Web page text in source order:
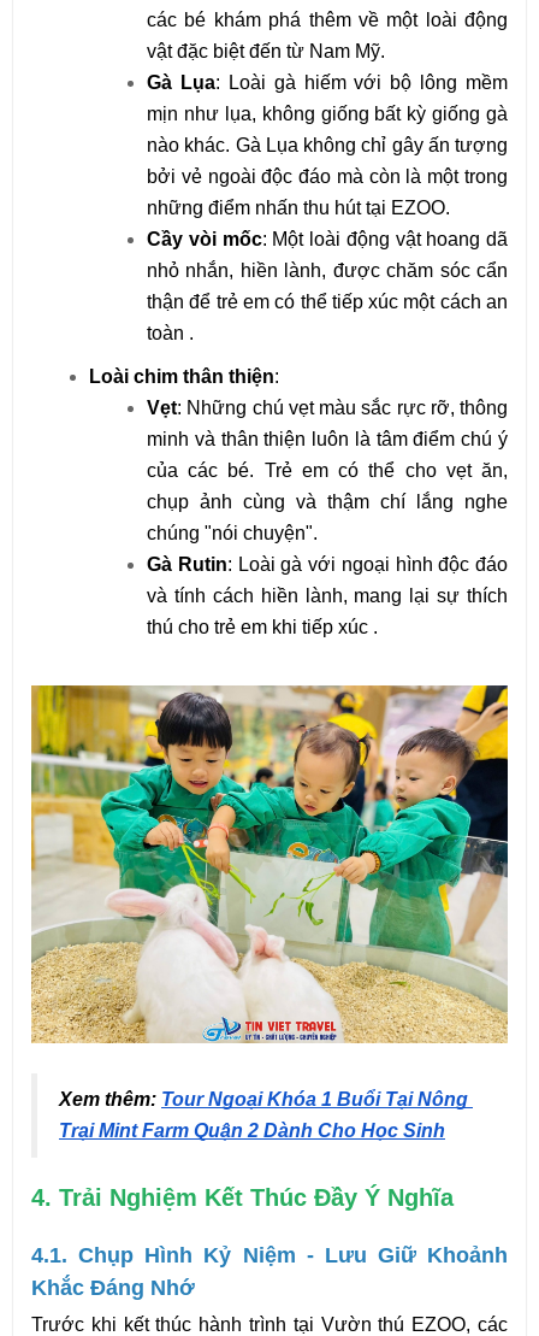
các bé khám phá thêm về một loài động
vật đặc biệt đến từ Nam Mỹ.
Gà Lụa: Loài gà hiếm với bộ lông mềm
mịn như lụa, không giống bất kỳ giống gà
nào khác. Gà Lụa không chỉ gây ấn tượng
bởi vẻ ngoài độc đáo mà còn là một trong
những điểm nhấn thu hút tại EZOO.
Cầy vòi mốc: Một loài động vật hoang dã
nhỏ nhắn, hiền lành, được chăm sóc cẩn
thận để trẻ em có thể tiếp xúc một cách an
toàn .
Loài chim thân thiện:
Vẹt: Những chú vẹt màu sắc rực rỡ, thông
minh và thân thiện luôn là tâm điểm chú ý
của các bé. Trẻ em có thể cho vẹt ăn,
chụp ảnh cùng và thậm chí lắng nghe
chúng "nói chuyện".
Gà Rutin: Loài gà với ngoại hình độc đáo
và tính cách hiền lành, mang lại sự thích
thú cho trẻ em khi tiếp xúc .
Xem thêm: Tour Ngoại Khóa 1 Buổi Tại Nông
Trại Mint Farm Quận 2 Dành Cho Học Sinh
4. Trải Nghiệm Kết Thúc Đầy Ý Nghĩa
4.1. Chụp Hình Kỷ Niệm - Lưu Giữ Khoảnh
Khắc Đáng Nhớ
Trước khi kết thúc hành trình tại Vườn thú EZOO, các